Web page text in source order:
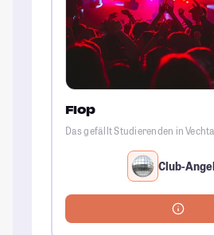
Flop
Das gefällt Studierenden in
Club-